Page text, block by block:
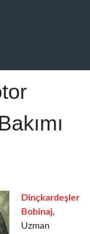
Dinçkardeşler
Bobinaj,
Uzman